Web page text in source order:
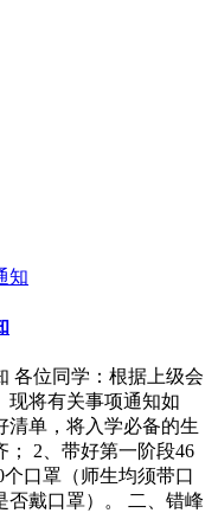
各位同学：根据上级会
现将有关事项通知如
清单，将入学必备的生
2、带好第一阶段46
口罩（师生均须带口
否戴口罩）。 二、错峰